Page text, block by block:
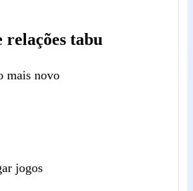
relações tabu
mais novo
jogos